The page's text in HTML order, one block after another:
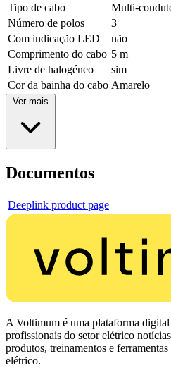
Tipo de cabo
Multi-
Número de polos
3
Com indicação LED
não
Comprimento do cabo 5 m
Livre de halogéneo
sim
Cor da bainha do cabo Amarelo
Ver mais
Documentos
Deeplink product page
A Voltimum é uma plataforma
profissionais do setor elétrico
produtos, treinamentos e
elétrico.